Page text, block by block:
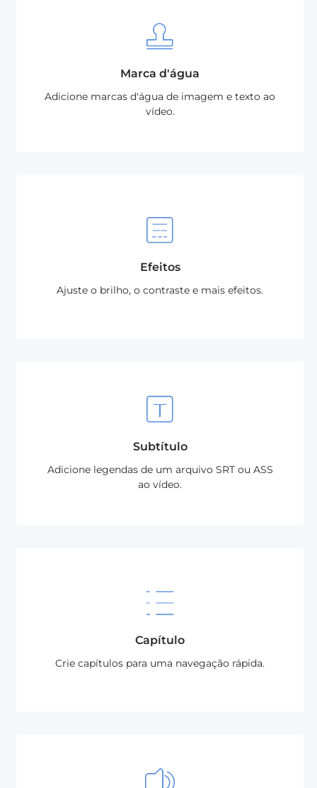
Marca d'água
Adicione marcas d'água de imagem e texto ao
vídeo.
Efeitos
Ajuste o brilho, o contraste e mais efeitos.
Subtítulo
Adicione legendas de um arquivo SRT ou ASS
ao vídeo.
Capítulo
Crie capítulos para uma navegação rápida.